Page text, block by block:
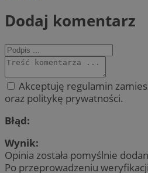
Dodaj komentarz
Akceptuję regulamin
oraz politykę prywatności.
Błąd:
Wynik:
Opinia została pomyślnie
Po przeprowadzeniu